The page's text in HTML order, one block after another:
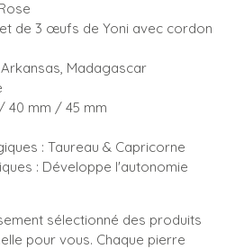
de 3 œufs de Yoni avec cordon
Madagascar
40 mm / 45 mm
: Taureau & Capricorne
: Développe l'autonomie
sélectionné des produits
pour vous. Chaque pierre